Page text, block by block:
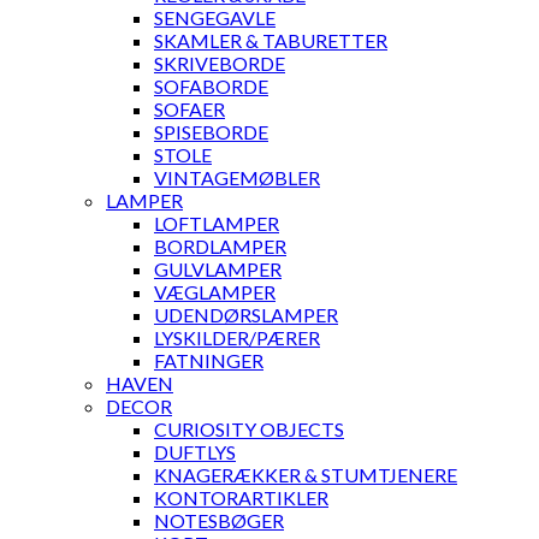
SENGEGAVLE
SKAMLER & TABURETTER
SKRIVEBORDE
SOFABORDE
SOFAER
SPISEBORDE
STOLE
VINTAGEMØBLER
LAMPER
LOFTLAMPER
BORDLAMPER
GULVLAMPER
VÆGLAMPER
UDENDØRSLAMPER
LYSKILDER/PÆRER
FATNINGER
HAVEN
DECOR
CURIOSITY OBJECTS
DUFTLYS
KNAGERÆKKER & STUMTJENERE
KONTORARTIKLER
NOTESBØGER